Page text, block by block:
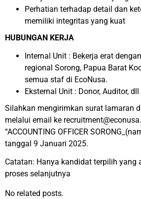
Perhatian terhadap detail dan
memiliki integritas yang kuat
HUBUNGAN KERJA
Internal Unit : Bekerja erat
regional Sorong, Papua Barat
semua staf di EcoNusa.
Eksternal Unit : Donor, Auditor, dll
Silahkan mengirimkan surat lamaran
melalui email ke
“ACCOUNTING OFFICER
tanggal 9 Januari 2025.
Catatan: Hanya kandidat terpilih yang
proses selanjutnya
No related posts.